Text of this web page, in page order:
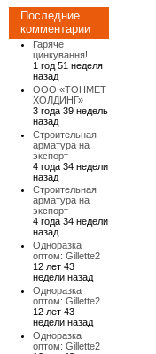
Последние
комментарии
Гаряче
цинкування!
1 год 51 неделя
назад
ООО «ТОНМЕТ
ХОЛДИНГ»
3 года 39 недель
назад
Строительная
арматура на
экспорт
4 года 34 недели
назад
Строительная
арматура на
экспорт
4 года 34 недели
назад
Одноразка
оптом: Gillette2
12 лет 43
недели назад
Одноразка
оптом: Gillette2
12 лет 43
недели назад
Одноразка
оптом: Gillette2